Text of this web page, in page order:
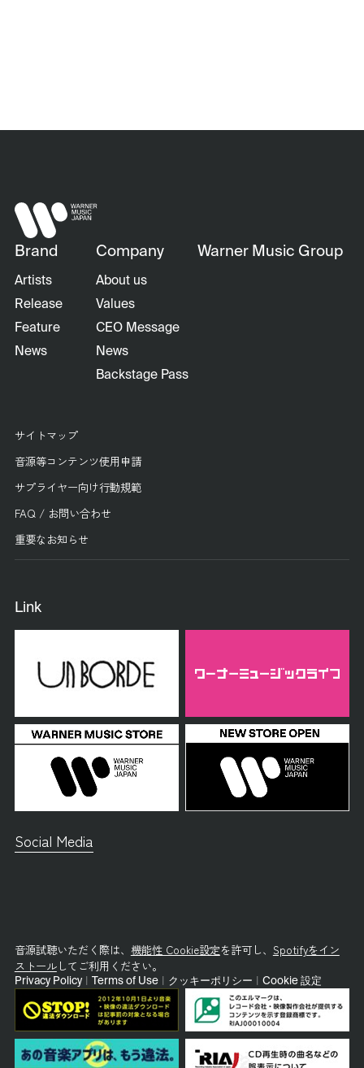
Brand
Artists
Release
Feature
News
Company
About us
Values
CEO Message
News
Backstage Pass
Warner Music Group
サイトマップ
音源等コンテンツ使用申請
サプライヤー向け行動規範
FAQ / お問い合わせ
重要なお知らせ
Link
Social Media
音源試聴いただく際は、 機能性 Cookie設定を許可し、 Spotifyをイン
ストールしてご利用ください。
Privacy Policy Terms of Use クッキーポリシー Cookie 設定